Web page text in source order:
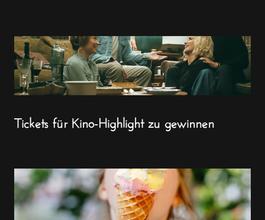
Tickets für Kino-Highlight zu gewinnen